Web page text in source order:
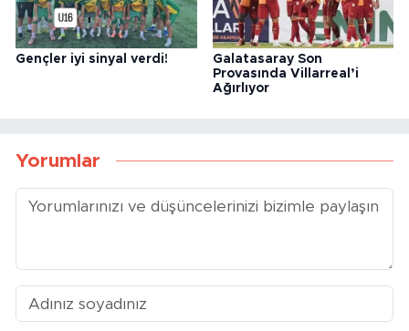
Gençler iyi sinyal verdi!
Galatasaray Son
Provasında Villarreal’i
Ağırlıyor
Yorumlar